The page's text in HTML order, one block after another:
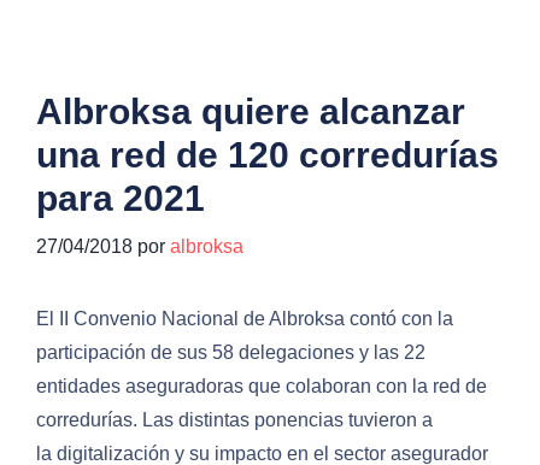
Albroksa quiere alcanzar
una red de 120 corredurías
para 2021
27/04/2018 por albroksa
El II Convenio Nacional de Albroksa contó con la
participación de sus 58 delegaciones y las 22
entidades aseguradoras que colaboran con la red de
corredurías. Las distintas ponencias tuvieron a
la digitalización y su impacto en el sector asegurador